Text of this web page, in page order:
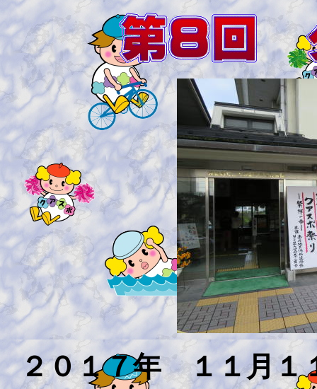
２０１７年 １１月１